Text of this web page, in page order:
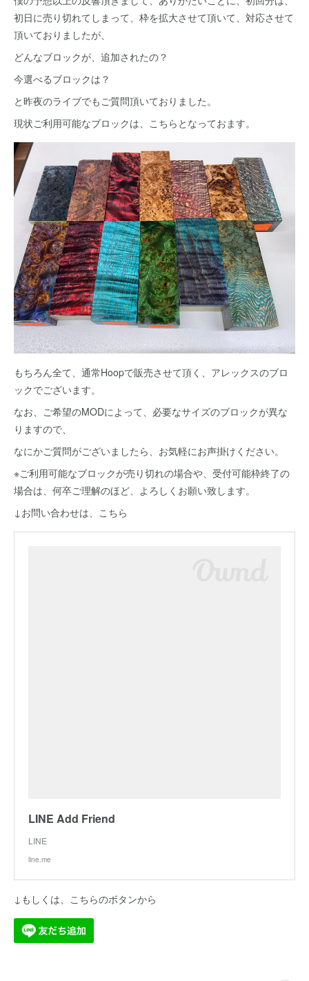
初日に売り切れてしまって、枠を拡大させて頂いて、対応させて
頂いておりましたが、
どんなブロックが、追加されたの？
今選べるブロックは？
と昨夜のライブでもご質問頂いておりました。
現状ご利用可能なブロックは、こちらとなっておます。
もちろん全て、通常Hoopで販売させて頂く、アレックスのブロ
ックでございます。
なお、ご希望のMODによって、必要なサイズのブロックが異な
りますので、
なにかご質問がございましたら、お気軽にお声掛けください。
※ご利用可能なブロックが売り切れの場合や、受付可能枠終了の
場合は、何卒ご理解のほど、よろしくお願い致します。
↓お問い合わせは、こちら
LINE Add Friend
LINE
line.me
↓もしくは、こちらのボタンから